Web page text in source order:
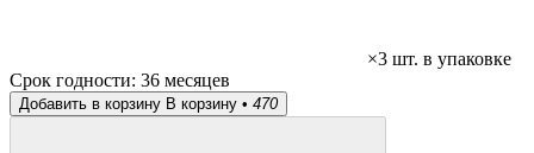
×3 шт. в упаковке
Срок годности: 36 месяцев
Добавить в корзину В корзину • 470